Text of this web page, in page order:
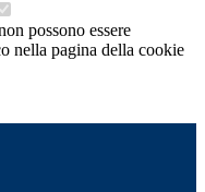
possono essere
nella pagina della cookie